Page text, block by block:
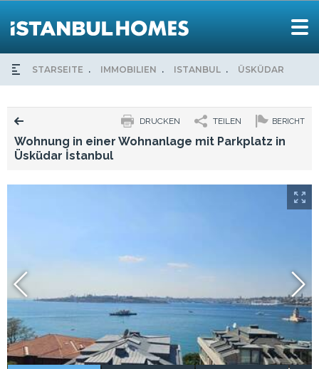
STARSEITE IMMOBILIEN ISTANBUL ÜSKÜDAR
BERICHT
TEILEN
DRUCKEN
Wohnung in einer Wohnanlage mit Parkplatz in
Üsküdar İstanbul